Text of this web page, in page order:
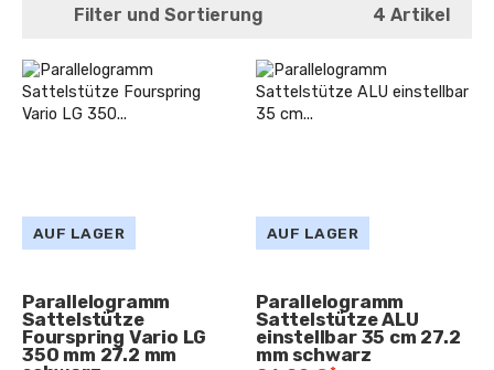
Filter und Sortierung 4 Artikel
AUF LAGER
Parallelogramm
Sattelstütze
Fourspring Vario LG
350 mm 27.2 mm
AUF LAGER
Parallelogramm
Sattelstütze ALU
einstellbar 35 cm 27.2
mm schwarz